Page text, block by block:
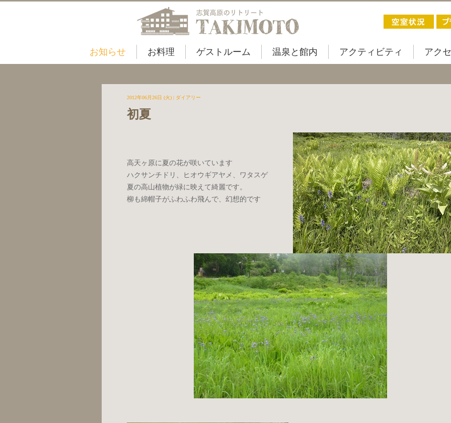
お知らせ お料理 ゲストルーム 温泉と館内 アクティビティ アク
2012年06月26日 (火) | ダイアリー
初夏
高天ヶ原に夏の花が咲いています
ハクサンチドリ、ヒオウギアヤメ、ワタスゲ
夏の高山植物が緑に映えて綺麗です。
柳も綿帽子がふわふわ飛んで、幻想的です